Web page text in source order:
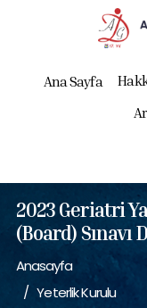
Ana Sayfa
2023 Geriatri
(Board) Sınavı
Anasayfa
Yeterlik Kurulu